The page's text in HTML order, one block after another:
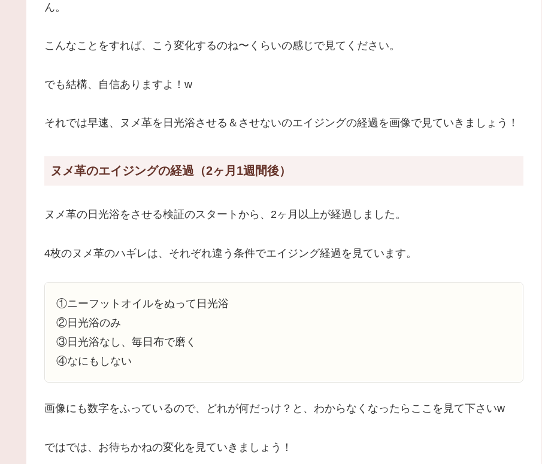
ん。
こんなことをすれば、こう変化するのね〜くらいの感じで見てください。
でも結構、自信ありますよ！w
それでは早速、ヌメ革を日光浴させる＆させないのエイジングの経過を画像で見ていきましょう！
ヌメ革のエイジングの経過（2ヶ月1週間後）
ヌメ革の日光浴をさせる検証のスタートから、2ヶ月以上が経過しました。
4枚のヌメ革のハギレは、それぞれ違う条件でエイジング経過を見ています。
①ニーフットオイルをぬって日光浴
②日光浴のみ
③日光浴なし、毎日布で磨く
④なにもしない
画像にも数字をふっているので、どれが何だっけ？と、わからなくなったらここを見て下さいw
ではでは、お待ちかねの変化を見ていきましょう！